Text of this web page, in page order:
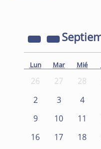
Lun Mar Mié
26 27 28
2
3 4
9
10 11
16
17 18